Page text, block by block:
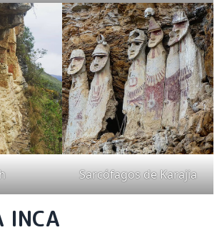
Sarcófagos de Karajia
INCA